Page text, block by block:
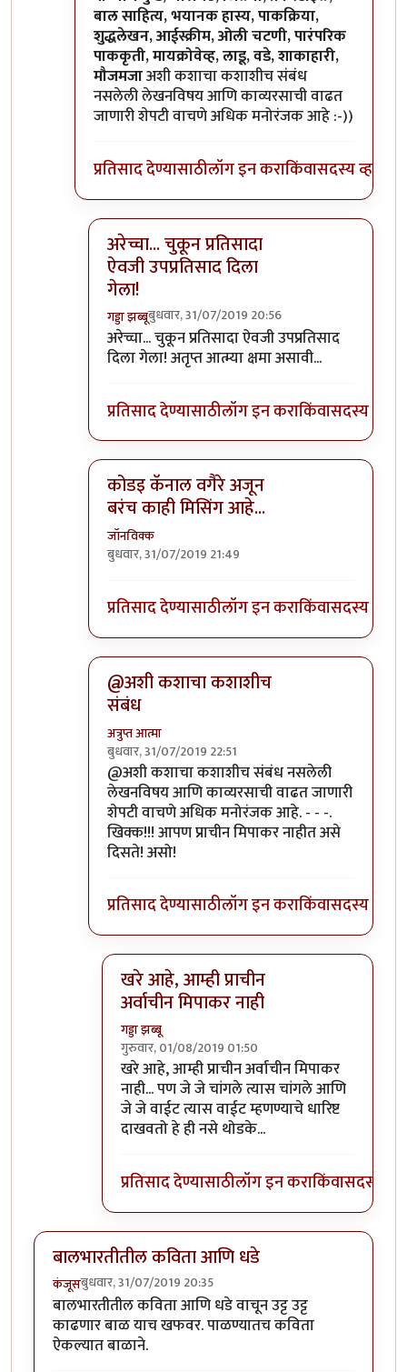
बाल साहित्य, भयानक हास्य, पाकक्रिया,
शुद्धलेखन, आईस्क्रीम, ओली चटणी, पारंपरिक
पाककृती, मायक्रोवेव्ह, लाडू, वडे, शाकाहारी,
मौजमजाअशी कशाचा कशाशीच संबंध
नसलेली लेखनविषय आणि काव्यरसाची वाढत
जाणारी शेपटी वाचणे अधिक मनोरंजक आहे :-))
प्रतिसाद देण्यासाठीलॉग इन कराकिंवासदस्य व्हा
अरेच्चा... चुकून प्रतिसादा
ऐवजी उपप्रतिसाद दिला
गेला!
गड्डा झब्बूबुधवार, 31/07/2019 20:56
In reply toकविता मजेदार आहेच, पण मारुतीच्या
अरेच्चा... चुकून प्रतिसादा ऐवजी उपप्रतिसाद
दिला गेला! अतृप्त आत्म्या क्षमा असावी...
प्रतिसाद देण्यासाठीलॉग इन कराकिंवासदस्य व्हा
कोडइ कॅनाल वगैरे अजून
बरंच काही मिसिंग आहे...
जॉनविक्क
बुधवार, 31/07/2019 21:49
प्रतिसाद देण्यासाठीलॉग इन कराकिंवासदस्य व्हा
@अशी कशाचा कशाशीच
संबंध
अत्रुप्त आत्मा
बुधवार, 31/07/2019 22:51
In reply toकविता मजेदार आहेच, पण मारुतीच्या
@अशी कशाचा कशाशीच संबंध नसलेली
लेखनविषय आणि काव्यरसाची वाढत जाणारी
शेपटी वाचणे अधिक मनोरंजक आहे. - - -.
खिक्क!!! आपण प्राचीन मिपाकर नाहीत असे
दिसते! असो!
प्रतिसाद देण्यासाठीलॉग इन कराकिंवासदस्य व्हा
खरे आहे, आम्ही प्राचीन
अर्वाचीन मिपाकर नाही
गड्डा झब्बू
गुरुवार, 01/08/2019 01:50
In reply to@अशी कशाचा कशाशीच संबंध
खरे आहे, आम्ही प्राचीन अर्वाचीन मिपाकर
नाही... पण जे जे चांगले त्यास चांगले आणि
जे जे वाईट त्यास वाईट म्हणण्याचे धारिष्ट
दाखवतो हे ही नसे थोडके...
प्रतिसाद देण्यासाठीलॉग इन कराकिंवासदस्य व्हा
बालभारतीतील कविता आणि धडे
कंजूसबुधवार, 31/07/2019 20:35
बालभारतीतील कविता आणि धडे वाचून उट्ट उट्ट
काढणार बाळ याच खफवर. पाळण्यातच कविता
ऐकल्यात बाळाने.